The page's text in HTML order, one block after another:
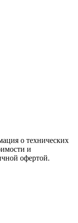
о технических
и
офертой.